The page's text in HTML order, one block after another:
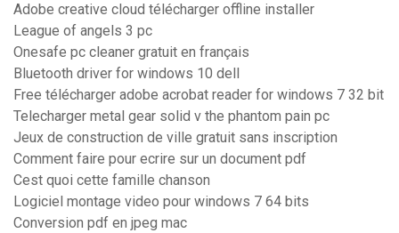
Adobe creative cloud télécharger offline installer
League of angels 3 pc
Onesafe pc cleaner gratuit en français
Bluetooth driver for windows 10 dell
Free télécharger adobe acrobat reader for windows 7 32 bit
Telecharger metal gear solid v the phantom pain pc
Jeux de construction de ville gratuit sans inscription
Comment faire pour ecrire sur un document pdf
Cest quoi cette famille chanson
Logiciel montage video pour windows 7 64 bits
Conversion pdf en jpeg mac